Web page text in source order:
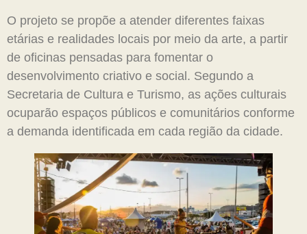
O projeto se propõe a atender diferentes faixas
etárias e realidades locais por meio da arte, a partir
de oficinas pensadas para fomentar o
desenvolvimento criativo e social. Segundo a
Secretaria de Cultura e Turismo, as ações culturais
ocuparão espaços públicos e comunitários conforme
a demanda identificada em cada região da cidade.